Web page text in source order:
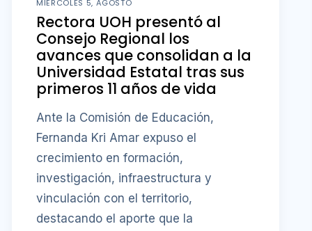
MIÉRCOLES 5, AGOSTO
Rectora UOH presentó al
Consejo Regional los
avances que consolidan a la
Universidad Estatal tras sus
primeros 11 años de vida
Ante la Comisión de Educación,
Fernanda Kri Amar expuso el
crecimiento en formación,
investigación, infraestructura y
vinculación con el territorio,
destacando el aporte que la